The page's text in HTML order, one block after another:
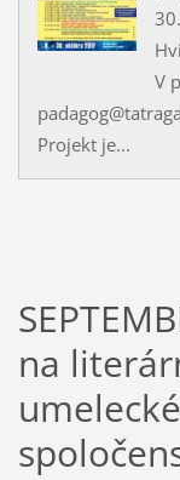
V
Projekt je...
na